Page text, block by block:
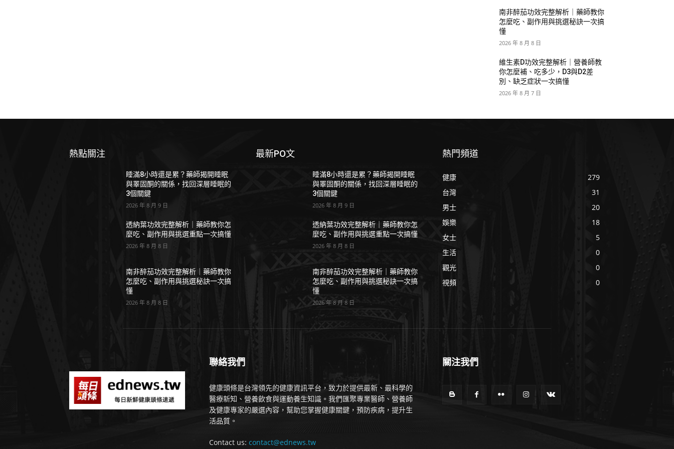
南非醉茄功效完整解析｜藥師教你
怎麼吃、副作用與挑選秘訣一次搞
懂
2026 年 8 月 8 日
維生素D功效完整解析｜營養師教
你怎麼補、吃多少，D3與D2差
別、缺乏症狀一次搞懂
2026 年 8 月 7 日
熱點關注
睡滿8小時還是累？藥師揭開睡眠
與睪固酮的關係，找回深層睡眠的
3個關鍵
2026 年 8 月 9 日
透納葉功效完整解析｜藥師教你怎
麼吃、副作用與挑選重點一次搞懂
2026 年 8 月 8 日
南非醉茄功效完整解析｜藥師教你
怎麼吃、副作用與挑選秘訣一次搞
懂
2026 年 8 月 8 日
最新PO文
睡滿8小時還是累？藥師揭開睡眠
與睪固酮的關係，找回深層睡眠的
3個關鍵
2026 年 8 月 9 日
透納葉功效完整解析｜藥師教你怎
麼吃、副作用與挑選重點一次搞懂
2026 年 8 月 8 日
南非醉茄功效完整解析｜藥師教你
怎麼吃、副作用與挑選秘訣一次搞
懂
2026 年 8 月 8 日
熱門頻道
健康
279
台灣
31
男士
20
娛樂
18
女士
5
生活
0
觀光
0
視頻
0
聯絡我們
健康頭條是台灣領先的健康資訊平台，致力於提供最新、最科學的
醫療新知、營養飲食與運動養生知識。我們匯聚專業醫師、營養師
及健康專家的嚴選內容，幫助您掌握健康關鍵，預防疾病，提升生
活品質。
Contact us: contact@ednews.tw
關注我們